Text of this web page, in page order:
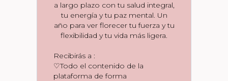
a largo plazo con tu salud integral,
tu energía y tu paz mental. Un
año para ver florecer tu fuerza y tu
flexibilidad y tu vida más ligera.
Recibirás a :
♡Todo el contenido de la
plataforma de forma